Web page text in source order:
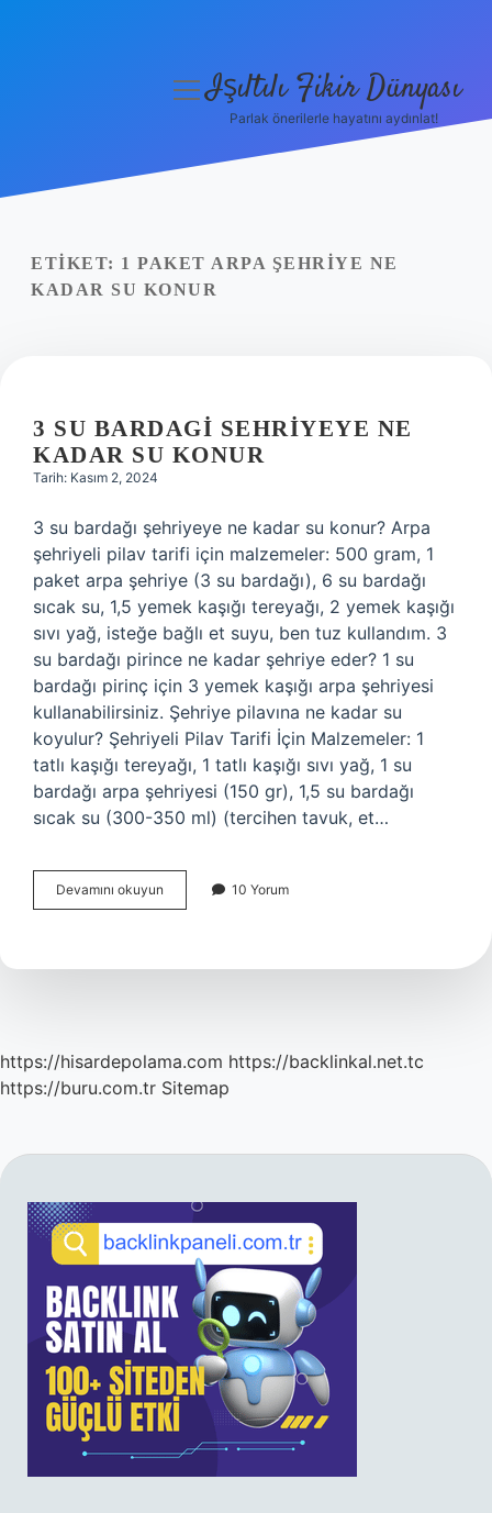
Yasal Uyarı
menüyüIşıltılı Fikir Dünyası
Parlak önerilerle hayatını aydınlat!
ETIKET: 1 PAKET ARPA ŞEHRIYE NE
KADAR SU KONUR
3 SU BARDAGI SEHRIYEYE NE
KADAR SU KONUR
Tarih: Kasım 2, 2024
3 su bardağı şehriyeye ne kadar su konur? Arpa
şehriyeli pilav tarifi için malzemeler: 500 gram, 1
paket arpa şehriye (3 su bardağı), 6 su bardağı
sıcak su, 1,5 yemek kaşığı tereyağı, 2 yemek kaşığı
sıvı yağ, isteğe bağlı et suyu, ben tuz kullandım. 3
su bardağı pirince ne kadar şehriye eder? 1 su
bardağı pirinç için 3 yemek kaşığı arpa şehriyesi
kullanabilirsiniz. Şehriye pilavına ne kadar su
koyulur? Şehriyeli Pilav Tarifi İçin Malzemeler: 1
tatlı kaşığı tereyağı, 1 tatlı kaşığı sıvı yağ, 1 su
bardağı arpa şehriyesi (150 gr), 1,5 su bardağı
sıcak su (300-350 ml) (tercihen tavuk, et…
Devamını okuyun
Su
Ne
10 Yorum
https://hisardepolama.com https://backlinkal.net.tc
https://buru.com.tr Sitemap
SIDEBAR